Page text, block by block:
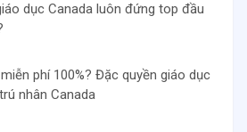
dục Canada luôn đứng top đầu
phí 100%? Đặc quyền giáo dục
nhân Canada